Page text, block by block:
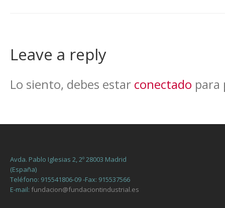
Leave a reply
Lo siento, debes estar conectado para
Avda. Pablo Iglesias 2, 2º 28003 Madrid
(España)
Teléfono: 915541806-09 -Fax: 915537566
E-mail: fundacion@fundaciontindustrial.es